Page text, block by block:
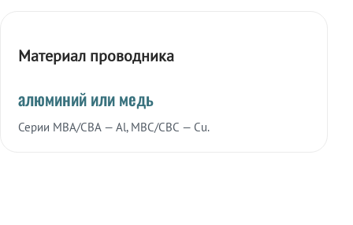
Материал проводника
алюминий или медь
Серии МВА/СВА — Al, МВС/СВС — Cu.